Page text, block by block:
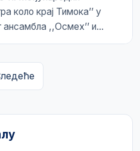
коло крај Тимока’’ у
ансамбла ,,Осмех’’ и...